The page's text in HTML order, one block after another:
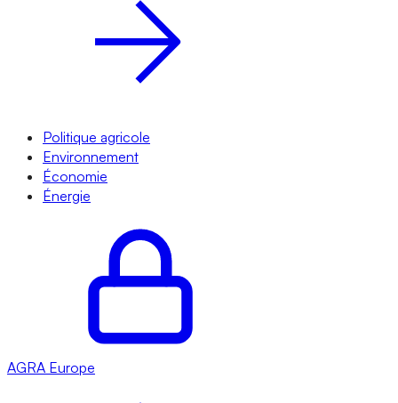
Politique agricole
Environnement
Économie
Énergie
AGRA Europe